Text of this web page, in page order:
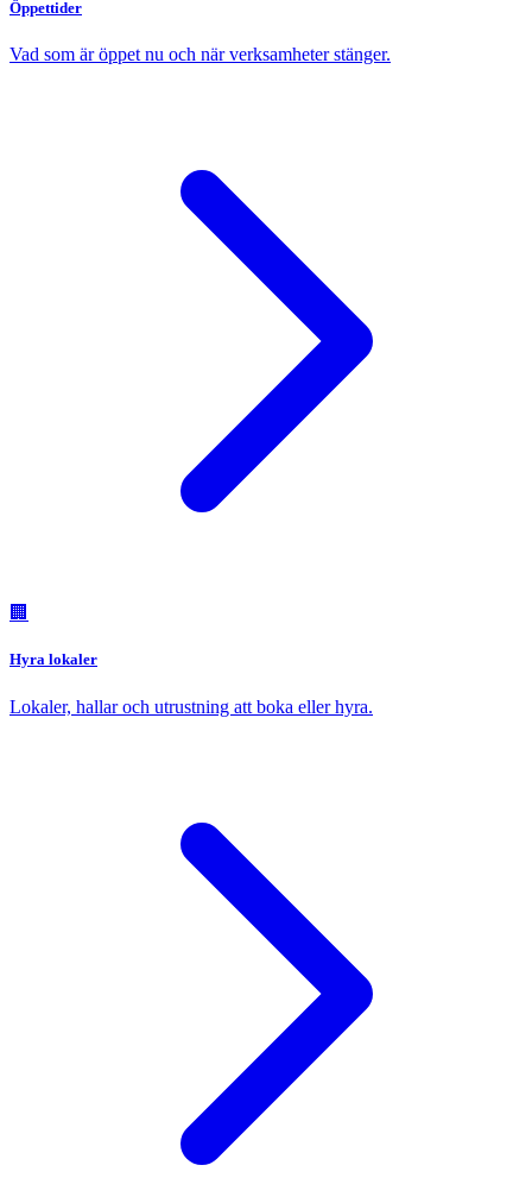
Öppettider
Vad som är öppet nu och när verksamheter stänger.
🏢
Hyra lokaler
Lokaler, hallar och utrustning att boka eller hyra.